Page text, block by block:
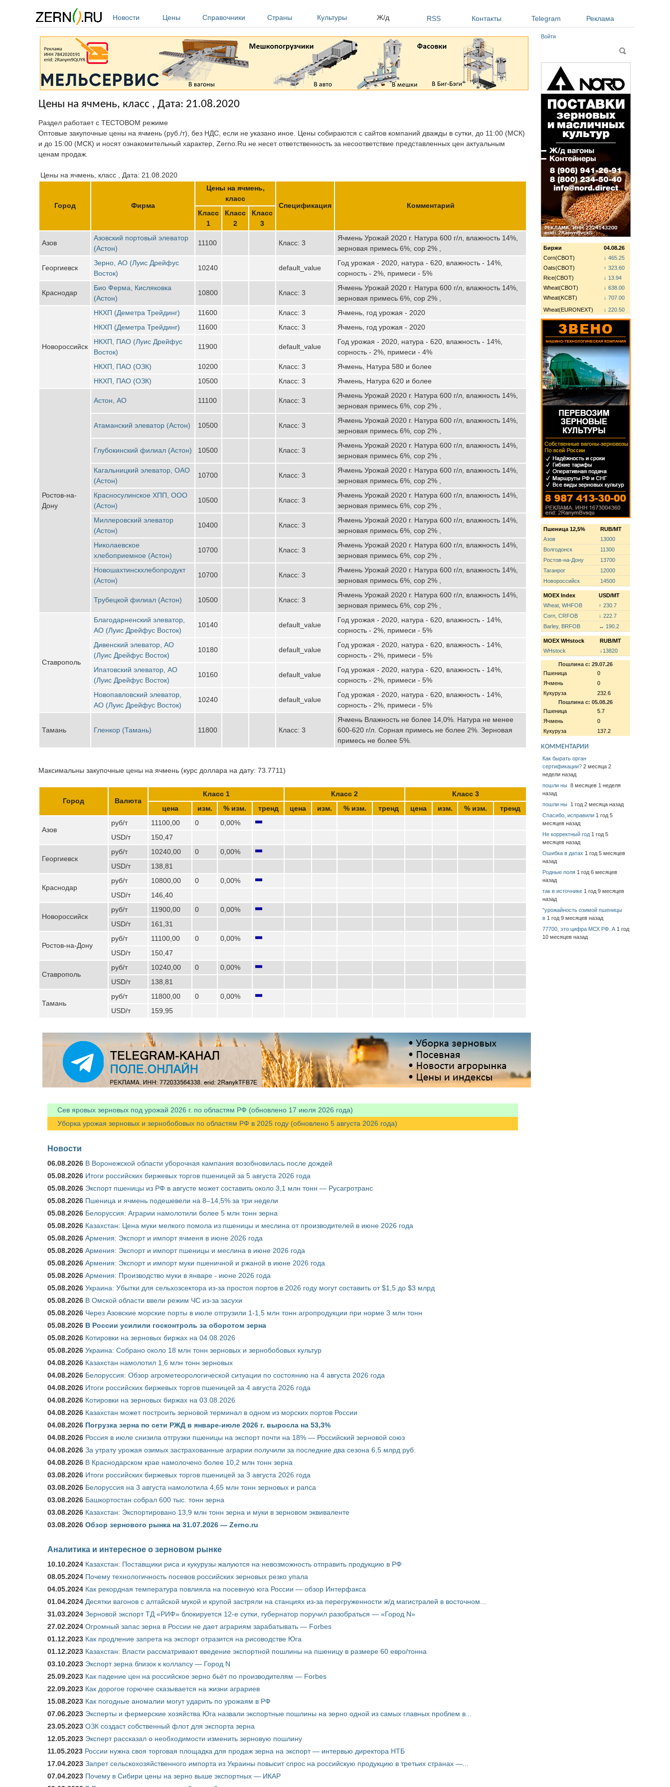
Новости
Цены Справочники Страны Культуры Ж/д RSS Контакты Telegram Реклама
Цены на ячмень, класс , Дата: 21.08.2020
Раздел работает с ТЕСТОВОМ режиме
Оптовые закупочные цены на ячмень (руб./т), без НДС, если не указано иное. Цены собираются с сайтов компаний дважды в сутки, до 11:00 (МСК)
и до 15:00 (МСК) и носят ознакомительный характер, Zerno.Ru не несет ответственность за несоответствие представленных цен актуальным
ценам продаж.
Цены на ячмень, класс , Дата: 21.08.2020
Город Фирма
Цены на ячмень,
класс
Спецификация
Комментарий
Класс
1
Класс
2
Класс
3
Азов
Азовский портовый элеватор
(Астон)
11100 Класс: 3
Ячмень Урожай 2020 г. Натура 600 г/л, влажность 14%,
зерновая примесь 6%, сор 2% ,
Георгиевск
Зерно, АО (Луис Дрейфус
Восток)
10240 default_value
Год урожая - 2020, натура - 620, влажность - 14%,
сорность - 2%, примеси - 5%
Краснодар
Био Ферма, Кисляковка
(Астон)
10800 Класс: 3
Ячмень Урожай 2020 г. Натура 600 г/л, влажность 14%,
зерновая примесь 6%, сор 2% ,
Новороссийск
НКХП (Деметра Трейдинг) 11600 Класс: 3
Ячмень, год урожая - 2020
НКХП (Деметра Трейдинг)
11600 Класс: 3
Ячмень, год урожая - 2020
НКХП, ПАО (Луис Дрейфус
Восток)
11900 default_value
Год урожая - 2020, натура - 620, влажность - 14%,
сорность - 2%, примеси - 4%
НКХП, ПАО (ОЗК)
10200 Класс: 3
Ячмень, Натура 580 и более
НКХП, ПАО (ОЗК)
10500 Класс: 3 Ячмень, Натура 620 и более
Ростов-на-
Дону
Астон, АО 11100 Класс: 3
Ячмень Урожай 2020 г. Натура 600 г/л, влажность 14%,
зерновая примесь 6%, сор 2% ,
Атаманский элеватор (Астон) 10500 Класс: 3
Ячмень Урожай 2020 г. Натура 600 г/л, влажность 14%,
зерновая примесь 6%, сор 2% ,
Глубокинский филиал (Астон) 10500 Класс: 3
Ячмень Урожай 2020 г. Натура 600 г/л, влажность 14%,
зерновая примесь 6%, сор 2% ,
Кагальницкий элеватор, ОАО
(Астон)
10700 Класс: 3
Ячмень Урожай 2020 г. Натура 600 г/л, влажность 14%,
зерновая примесь 6%, сор 2% ,
Красносулинское ХПП, ООО
(Астон)
10500 Класс: 3
Ячмень Урожай 2020 г. Натура 600 г/л, влажность 14%,
зерновая примесь 6%, сор 2% ,
Миллеровский элеватор
(Астон)
10400 Класс: 3
Ячмень Урожай 2020 г. Натура 600 г/л, влажность 14%,
зерновая примесь 6%, сор 2% ,
Николаевское
хлебоприемное (Астон)
10700 Класс: 3
Ячмень Урожай 2020 г. Натура 600 г/л, влажность 14%,
зерновая примесь 6%, сор 2% ,
Новошахтинскхлебопродукт
(Астон)
10700 Класс: 3
Ячмень Урожай 2020 г. Натура 600 г/л, влажность 14%,
зерновая примесь 6%, сор 2% ,
Трубецкой филиал (Астон) 10500 Класс: 3
Ячмень Урожай 2020 г. Натура 600 г/л, влажность 14%,
зерновая примесь 6%, сор 2% ,
Ставрополь
Благодарненский элеватор,
АО (Луис Дрейфус Восток)
10140 default_value
Год урожая - 2020, натура - 620, влажность - 14%,
сорность - 2%, примеси - 5%
Дивенский элеватор, АО
(Луис Дрейфус Восток)
10180 default_value
Год урожая - 2020, натура - 620, влажность - 14%,
сорность - 2%, примеси - 5%
Ипатовский элеватор, АО
(Луис Дрейфус Восток)
10160 default_value
Год урожая - 2020, натура - 620, влажность - 14%,
сорность - 2%, примеси - 5%
Новопавловский элеватор,
АО (Луис Дрейфус Восток)
10240 default_value
Год урожая - 2020, натура - 620, влажность - 14%,
сорность - 2%, примеси - 5%
Тамань Гленкор (Тамань) 11800 Класс: 3
Ячмень Влажность не более 14,0%. Натура не менее
600-620 г/л. Сорная примесь не более 2%. Зерновая
примесь не более 5%.
Максимальны закупочные цены на ячмень (курс доллара на дату: 73.7711)
Город Валюта
Класс 1 Класс 2
Класс 3
цена
изм. % изм. тренд цена изм. % изм. тренд цена изм. % изм. тренд
Азов
руб/т 11100,00 0
0,00%
USD/т
150,47
Георгиевск
руб/т 10240,00 0
0,00%
USD/т
138,81
Краснодар
руб/т 10800,00 0
0,00%
USD/т
146,40
Новороссийск
руб/т 11900,00 0
0,00%
USD/т
161,31
Ростов-на-Дону
руб/т 11100,00 0
0,00%
USD/т
150,47
Ставрополь
руб/т 10240,00 0
0,00%
USD/т
138,81
Тамань
руб/т 11800,00 0
0,00%
USD/т
159,95
Сев яровых зерновых под урожай 2026 г. по областям РФ (обновлено 17 июля 2026 года)
Уборка урожая зерновых и зернобобовых по областям РФ в 2025 году (обновлено 5 августа 2026 года)
Новости
06.08.2026 В Воронежской области уборочная кампания возобновилась после дождей
05.08.2026 Итоги российских биржевых торгов пшеницей за 5 августа 2026 года
05.08.2026 Экспорт пшеницы из РФ в августе может составить около 3,1 млн тонн — Русагротранс
05.08.2026 Пшеница и ячмень подешевели на 8–14,5% за три недели
05.08.2026 Белоруссия: Аграрии намолотили более 5 млн тонн зерна
05.08.2026 Казахстан: Цена муки мелкого помола из пшеницы и меслина от производителей в июне 2026 года
05.08.2026 Армения: Экспорт и импорт ячменя в июне 2026 года
05.08.2026 Армения: Экспорт и импорт пшеницы и меслина в июне 2026 года
05.08.2026 Армения: Экспорт и импорт муки пшеничной и ржаной в июне 2026 года
05.08.2026 Армения: Производство муки в январе - июне 2026 года
05.08.2026 Украина: Убытки для сельхозсектора из-за простоя портов в 2026 году могут составить от $1,5 до $3 млрд
05.08.2026 В Омской области ввели режим ЧС из-за засухи
05.08.2026 Через Азовские морские порты в июле отгрузили 1-1,5 млн тонн агропродукции при норме 3 млн тонн
05.08.2026 В России усилили госконтроль за оборотом зерна
05.08.2026 Котировки на зерновых биржах на 04.08.2026
05.08.2026 Украина: Собрано около 18 млн тонн зерновых и зернобобовых культур
04.08.2026 Казахстан намолотил 1,6 млн тонн зерновых
04.08.2026 Белоруссия: Обзор агрометеорологической ситуации по состоянию на 4 августа 2026 года
04.08.2026 Итоги российских биржевых торгов пшеницей за 4 августа 2026 года
04.08.2026 Котировки на зерновых биржах на 03.08.2026
04.08.2026 Казахстан может построить зерновой терминал в одном из морских портов России
04.08.2026 Погрузка зерна по сети РЖД в январе-июле 2026 г. выросла на 53,3%
04.08.2026 Россия в июле снизила отгрузки пшеницы на экспорт почти на 18% — Российский зерновой союз
04.08.2026 За утрату урожая озимых застрахованные аграрии получили за последние два сезона 6,5 млрд руб.
04.08.2026 В Краснодарском крае намолочено более 10,2 млн тонн зерна
03.08.2026 Итоги российских биржевых торгов пшеницей за 3 августа 2026 года
03.08.2026 Белоруссия на 3 августа намолотила 4,65 млн тонн зерновых и рапса
03.08.2026 Башкортостан собрал 600 тыс. тонн зерна
03.08.2026 Казахстан: Экспортировано 13,9 млн тонн зерна и муки в зерновом эквиваленте
03.08.2026 Обзор зернового рынка на 31.07.2026 — Zerno.ru
Аналитика и интересное о зерновом рынке
10.10.2024 Казахстан: Поставщики риса и кукурузы жалуются на невозможность отправить продукцию в РФ
08.05.2024 Почему технологичность посевов российских зерновых резко упала
04.05.2024 Как рекордная температура повлияла на посевную юга России — обзор Интерфакса
01.04.2024 Десятки вагонов с алтайской мукой и крупой застряли на станциях из-за перегруженности ж/д магистралей в восточном...
31.03.2024 Зерновой экспорт ТД «РИФ» блокируется 12-е сутки, губернатор поручил разобраться — «Город N»
27.02.2024 Огромный запас зерна в России не дает аграриям зарабатывать — Forbes
01.12.2023 Как продление запрета на экспорт отразится на рисоводстве Юга
01.12.2023 Казахстан: Власти рассматривают введение экспортной пошлины на пшеницу в размере 60 евро/тонна
03.10.2023 Экспорт зерна близок к коллапсу — Город N
25.09.2023 Как падение цен на российское зерно бьёт по производителям — Forbes
22.09.2023 Как дорогое горючее сказывается на жизни аграриев
15.08.2023 Как погодные аномалии могут ударить по урожаям в РФ
07.06.2023 Эксперты и фермерские хозяйства Юга назвали экспортные пошлины на зерно одной из самых главных проблем в...
23.05.2023 ОЗК создаст собственный флот для экспорта зерна
12.05.2023 Эксперт рассказал о необходимости изменить зерновую пошлину
11.05.2023 России нужна своя торговая площадка для продаж зерна на экспорт — интервью директора НТБ
17.04.2023 Запрет сельскохозяйственного импорта из Украины повысит спрос на российскую продукцию в третьих странах —...
07.04.2023 Почему в Сибири цены на зерно выше экспортных — ИКАР
Войти
Поиск
Биржи
04.08.26
Corn(CBOT)
↓ 465.25
Oats(CBOT)
↑ 323.60
Rice(CBOT)
↓ 13.94
Wheat(CBOT)
↓ 638.00
Wheat(KCBT)
↓ 707.00
Wheat(EURONEXT)
↓ 220.50
Пшеница 12,5%
RUB/MT
Азов
13000
Волгодонск
11300
Ростов-на-Дону
13700
Таганрог
12000
Новороссийск
14500
MOEX Index
USD/MT
Wheat, WHFOB
↑ 230.7
Corn, CRFOB
↓ 222.7
Barley, BRFOB
↔ 190.2
MOEX WHstock
RUB/MT
WHstock
↓13820
Пошлина с: 29.07.26
Пшеница
0
Ячмень
0
Кукуруза
232.6
Пошлина с: 05.08.26
Пшеница
5.7
Ячмень
0
Кукуруза
137.2
КОММЕНТАРИИ
Как бырать орган
сертификации? 2 месяца 2
недели назад
пошли ны 8 месяцев 1 неделя
назад
пошли ны 1 год 2 месяца назад
Спасибо, исправили 1 год 5
месяцев назад
Не корректный год 1 год 5
месяцев назад
Ошибка в датах 1 год 5 месяцев
назад
Родные поля 1 год 6 месяцев
назад
так в источнике 1 год 9 месяцев
назад
"урожайность озимой пшеницы
в 1 год 9 месяцев назад
77700, это цифра МСХ РФ. А 1 год
10 месяцев назад